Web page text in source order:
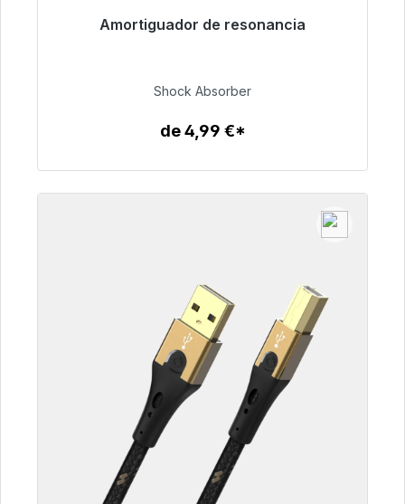
Amortiguador de resonancia
Listo para envío inmediato, plazo de entrega
54,99 €
Shock Absorber
de 4,99 €*